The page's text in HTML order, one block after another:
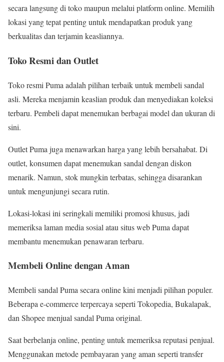
secara langsung di toko maupun melalui platform online. Memilih
lokasi yang tepat penting untuk mendapatkan produk yang
berkualitas dan terjamin keasliannya.
Toko Resmi dan Outlet
Toko resmi Puma adalah pilihan terbaik untuk membeli sandal
asli. Mereka menjamin keaslian produk dan menyediakan koleksi
terbaru. Pembeli dapat menemukan berbagai model dan ukuran di
sini.
Outlet Puma juga menawarkan harga yang lebih bersahabat. Di
outlet, konsumen dapat menemukan sandal dengan diskon
menarik. Namun, stok mungkin terbatas, sehingga disarankan
untuk mengunjungi secara rutin.
Lokasi-lokasi ini seringkali memiliki promosi khusus, jadi
memeriksa laman media sosial atau situs web Puma dapat
membantu menemukan penawaran terbaru.
Membeli Online dengan Aman
Membeli sandal Puma secara online kini menjadi pilihan populer.
Beberapa e-commerce terpercaya seperti Tokopedia, Bukalapak,
dan Shopee menjual sandal Puma original.
Saat berbelanja online, penting untuk memeriksa reputasi penjual.
Menggunakan metode pembayaran yang aman seperti transfer